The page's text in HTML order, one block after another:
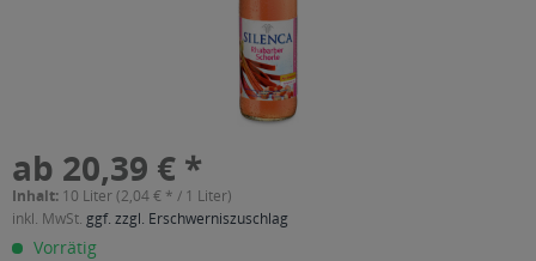
ab 20,39 € *
Inhalt: 10 Liter (2,04 € * / 1 Liter)
inkl. MwSt. ggf. zzgl. Erschwerniszuschlag
Vorrätig